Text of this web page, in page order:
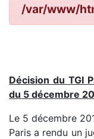
/var/www/
Décision du TGI
du 5 décembre
Le 5 décembre
Paris a rendu un